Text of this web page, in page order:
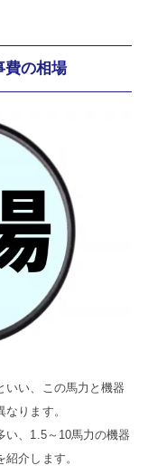
費の相場
いい、この馬力と機器
ります。
い、1.5～10馬力の機器
介します。